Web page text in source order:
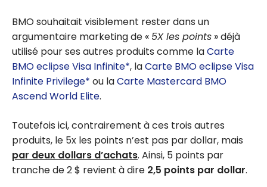
BMO souhaitait visiblement rester dans un
argumentaire marketing de « 5X les points » déjà
utilisé pour ses autres produits comme laCarte
BMO eclipse Visa Infinite*, laCarte BMO eclipse Visa
Infinite Privilege* ou laCarte Mastercard BMO
Ascend World Elite.
Toutefois ici, contrairement à ces trois autres
produits, le 5x les points n’est pas par dollar, mais
par deux dollars d’achats. Ainsi, 5 points par
tranche de 2 $ revient à dire 2,5 points par dollar.